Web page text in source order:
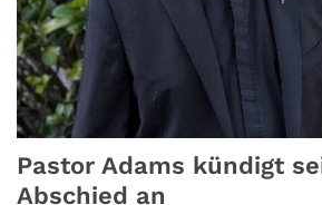
Pastor Adams kündigt
Abschied an